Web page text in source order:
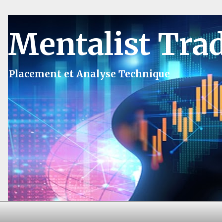
Mentalist
Placement et Analyse Technique